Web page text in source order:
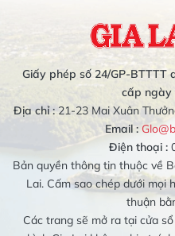
Giấy phép số 24/GP-BTTTT
cấp ngày
Địa chỉ :21-23 Mai Xuân
Email :
Điện thoại :
Bản quyền thông tin thuộc về
Lai. Cấm sao chép dưới mọi
thuận
Các trang sẽ mở ra tại cửa